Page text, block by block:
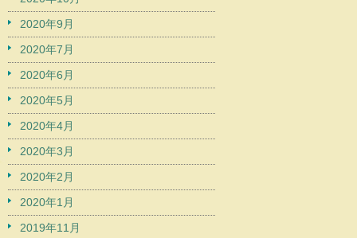
2020年9月
2020年7月
2020年6月
2020年5月
2020年4月
2020年3月
2020年2月
2020年1月
2019年11月